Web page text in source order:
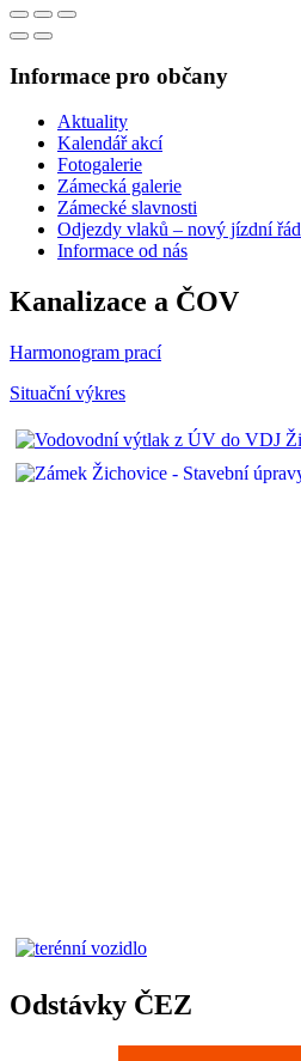
Informace pro občany
Aktuality
Kalendář akcí
Fotogalerie
Zámecká galerie
Zámecké slavnosti
Odjezdy vlaků – nový jízdní řád
Informace od nás
Kanalizace a ČOV
Harmonogram prací
Situační výkres
Odstávky ČEZ